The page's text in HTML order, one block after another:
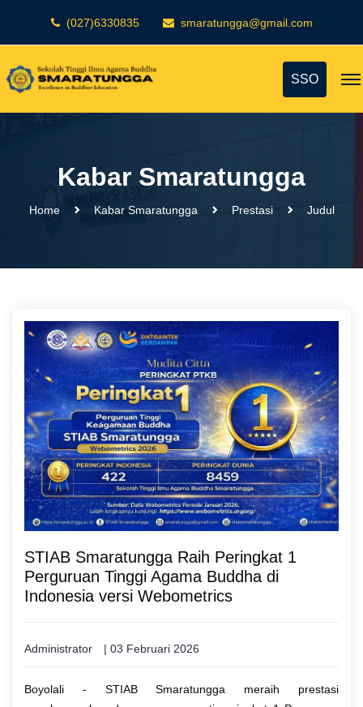
(027)6330835 smaratungga@gmail.com
SSO
Kabar Smaratungga
Home Kabar Smaratungga Prestasi Judul
STIAB Smaratungga Raih Peringkat 1
Perguruan Tinggi Agama Buddha di
Indonesia versi Webometrics
Administrator | 03 Februari 2026
Boyolali - STIAB Smaratungga meraih prestasi